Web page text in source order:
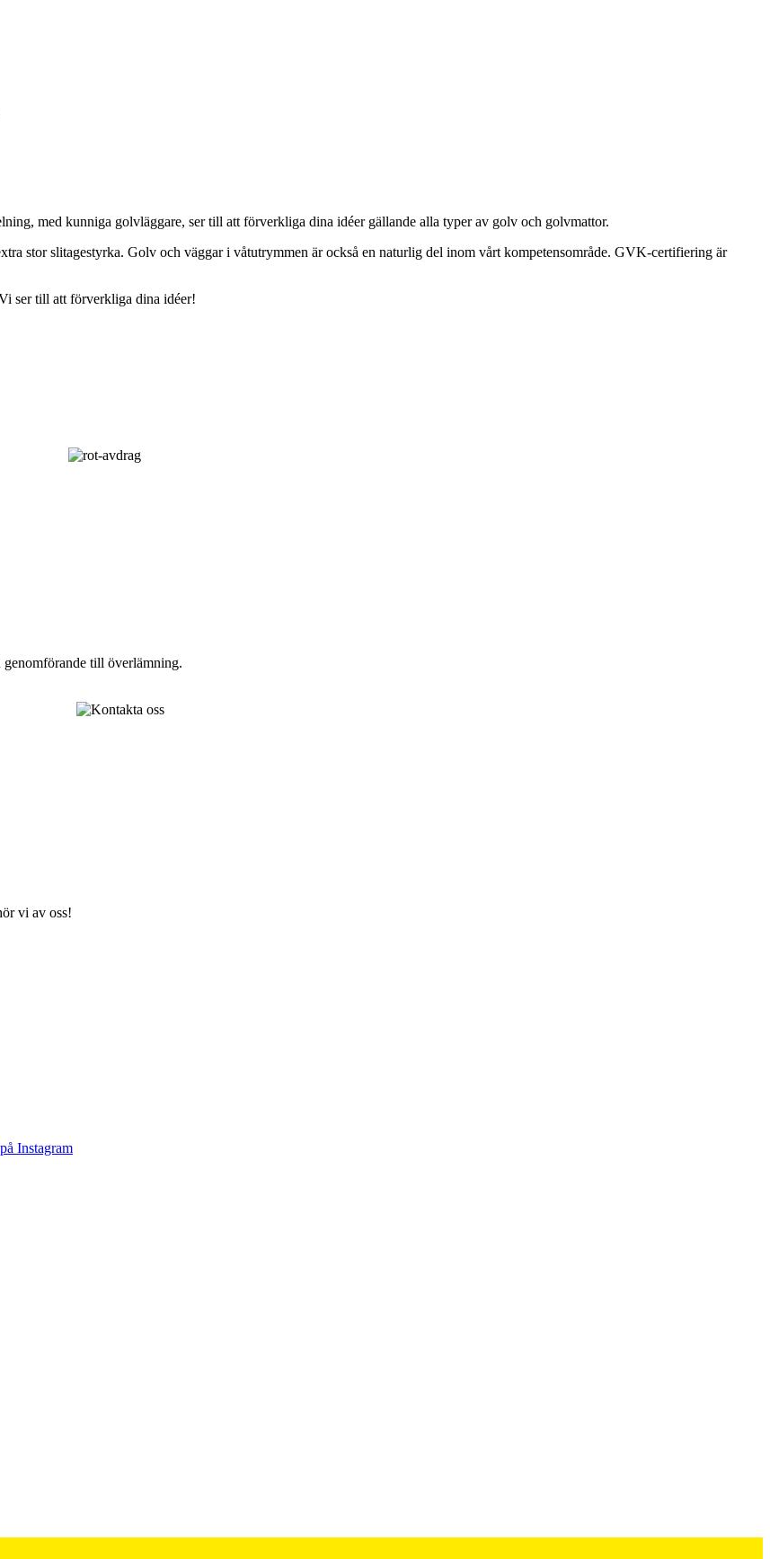
med kunniga golvläggare, ser till att förverkliga dina idéer gällande alla typer av golv och golvmattor.
stor slitagestyrka. Golv och väggar i våtutrymmen är också en naturlig del inom vårt kompetensområde. GVK-certifiering är
ser till att förverkliga dina idéer!
till överlämning.
vi av oss!